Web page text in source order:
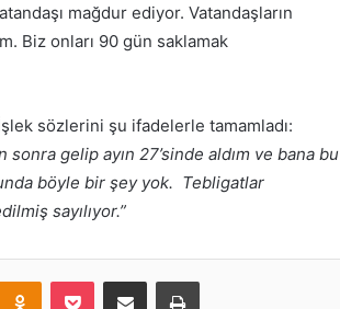
mağdur ediyor. Vatandaşların
Biz onları 90 gün saklamak
sözlerini şu ifadelerle tamamladı:
gelip ayın 27’sinde aldım ve bana bu
böyle bir şey yok. Tebligatlar
sayılıyor.”
Odnoklassniki
Pocket E-Posta ile paylaş Yazdır